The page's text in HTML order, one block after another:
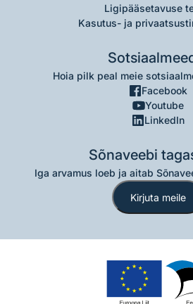
Ligipääsetavuse
Kasutus- ja
Hoia pilk peal meie
Facebook
Youtube
LinkedIn
Sõnaveebi
Iga arvamus loeb ja aitab
Kirjuta meile